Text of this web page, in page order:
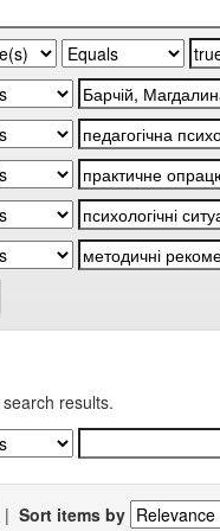
results.
| Sort items by